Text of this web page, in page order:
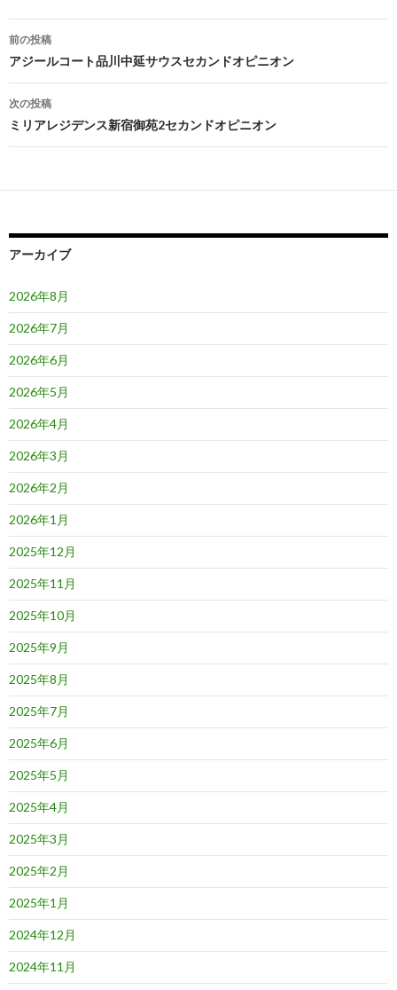
投
稿
ナ
ビ
ゲ
ー
ョ
前の投稿
アジールコート品川中延サウスセカンドオピニオン
次の投稿
ミリアレジデンス新宿御苑2セカンドオピニオン
アーカイブ
2026年8月
2026年7月
2026年6月
2026年5月
2026年4月
2026年3月
2026年2月
2026年1月
2025年12月
2025年11月
2025年10月
2025年9月
2025年8月
2025年7月
2025年6月
2025年5月
2025年4月
2025年3月
2025年2月
2025年1月
2024年12月
2024年11月